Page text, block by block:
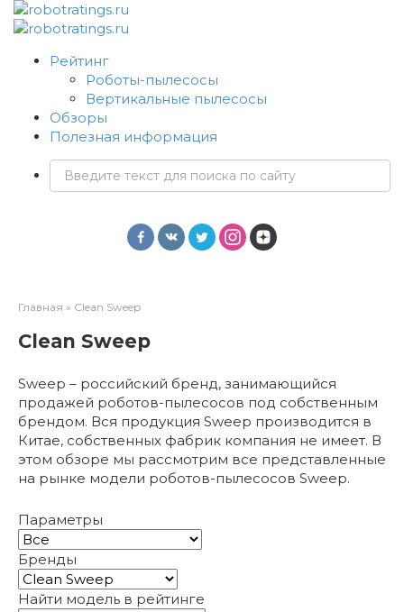
Перейти
Рейтинг
Роботы-пылесосы
Вертикальные пылесосы
Обзоры
Полезная информация
Поиск:
Главная » Clean Sweep
Clean Sweep
Sweep – российский бренд, занимающийся
продажей роботов-пылесосов под собственным
брендом. Вся продукция Sweep производится в
Китае, собственных фабрик компания не имеет. В
этом обзоре мы рассмотрим все представленные
на рынке модели роботов-пылесосов Sweep.
Параметры
Бренды
Найти модель в рейтинге